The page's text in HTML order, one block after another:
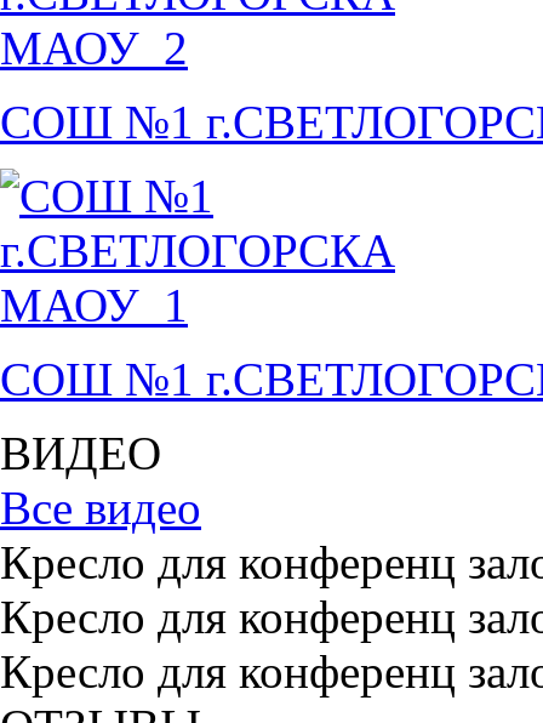
СОШ №1
СОШ №1
ВИДЕО
Все видео
Кресло для конференц
Кресло для конференц
Кресло для конференц